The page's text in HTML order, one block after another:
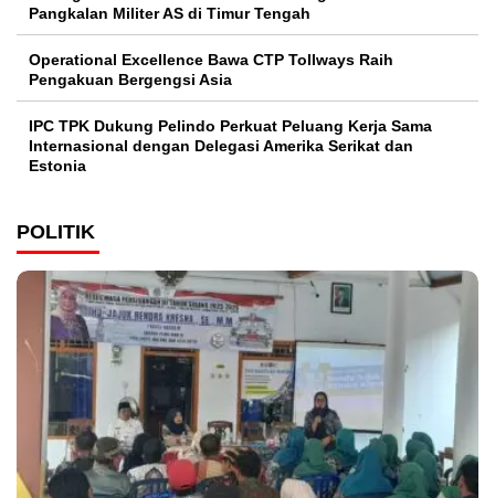
Pangkalan Militer AS di Timur Tengah
Operational Excellence Bawa CTP Tollways Raih
Pengakuan Bergengsi Asia
IPC TPK Dukung Pelindo Perkuat Peluang Kerja Sama
Internasional dengan Delegasi Amerika Serikat dan
Estonia
POLITIK